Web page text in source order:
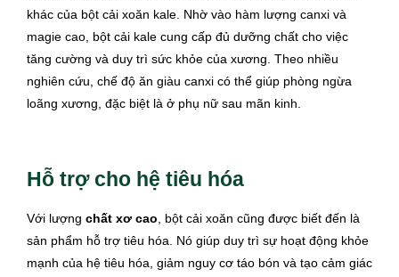
khác của bột cải xoăn kale. Nhờ vào hàm lượng canxi và
magie cao, bột cải kale cung cấp đủ dưỡng chất cho việc
tăng cường và duy trì sức khỏe của xương. Theo nhiều
nghiên cứu, chế độ ăn giàu canxi có thể giúp phòng ngừa
loãng xương, đặc biệt là ở phụ nữ sau mãn kinh.
Hỗ trợ cho hệ tiêu hóa
Với lượng chất xơ cao , bột cải xoăn cũng được biết đến là
sản phẩm hỗ trợ tiêu hóa. Nó giúp duy trì sự hoạt động khỏe
mạnh của hệ tiêu hóa, giảm nguy cơ táo bón và tạo cảm giác